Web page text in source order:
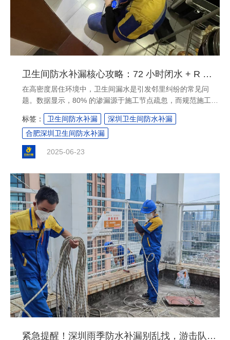
卫生间防水补漏核心攻略：72 小时闭水 + R 角加固防渗漏
​在高密度居住环境中，卫生间漏水是引发邻里纠纷的常见问
题。数据显示，80% 的渗漏源于施工节点疏忽，而规范施工能
从源头避免 90% 的隐患。本文提炼 20 年老师傅经验，用两大
标签： 卫生间防水补漏
深圳卫生间防水补漏
合肥深圳卫生间防水补漏
2025-06-23
紧急提醒！深圳雨季防水补漏别乱找，游击队施工 = 白花钱！